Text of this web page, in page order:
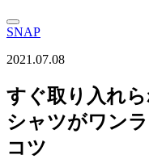
SNAP
2021.07.08
すぐ取り入れ
シャツがワン
コツ